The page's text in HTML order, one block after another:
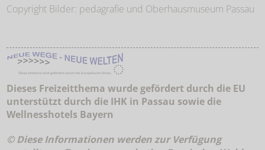
Copyright Bilder: pedagrafie und Oberhausmuseum Passau
Dieses Freizeitthema wurde gefördert durch die EU
unterstützt durch die IHK in Passau sowie die
Wellnesshotels Bayern
© Diese Informationen werden zur Verfügung